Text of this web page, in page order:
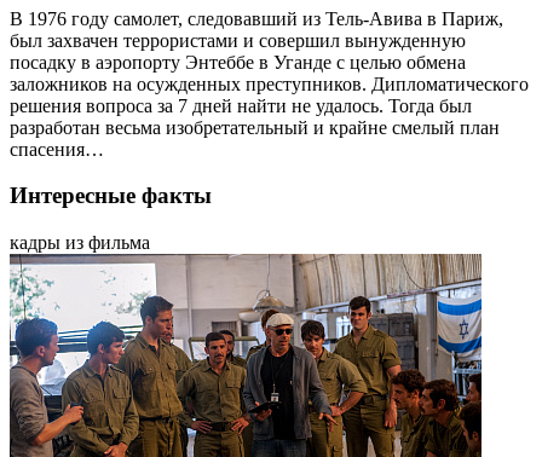
В 1976 году самолет, следовавший из Тель-Авива в Париж,
был захвачен террористами и совершил вынужденную
посадку в аэропорту Энтеббе в Уганде с целью обмена
заложников на осужденных преступников. Дипломатического
решения вопроса за 7 дней найти не удалось. Тогда был
разработан весьма изобретательный и крайне смелый план
спасения…
Интересные факты
кадры из фильма